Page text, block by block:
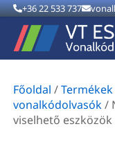
+36 22 533 737
Főoldal /Termékek
vonalkódolvasók/
viselhető eszközök